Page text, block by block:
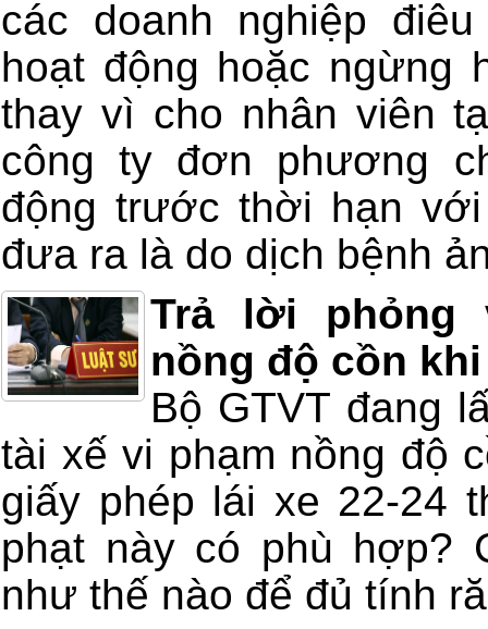
các doanh nghiệp
hoạt động hoặc ngừng
thay vì cho nhân viên
công ty đơn phương
động trước thời hạn
đưa ra là do dịch bệnh
Trả lời phỏng
nồng độ cồn
Bộ GTVT đang
tài xế vi phạm nồng độ
giấy phép lái xe 22-24
phạt này có phù hợp?
như thế nào để đủ tính